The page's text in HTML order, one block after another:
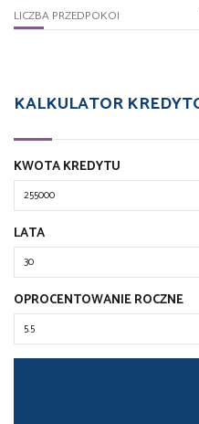
LICZBA PRZEDPOKOI
KALKULATOR
KWOTA KREDYTU
LATA
OPROCENTOWANIE ROCZNE